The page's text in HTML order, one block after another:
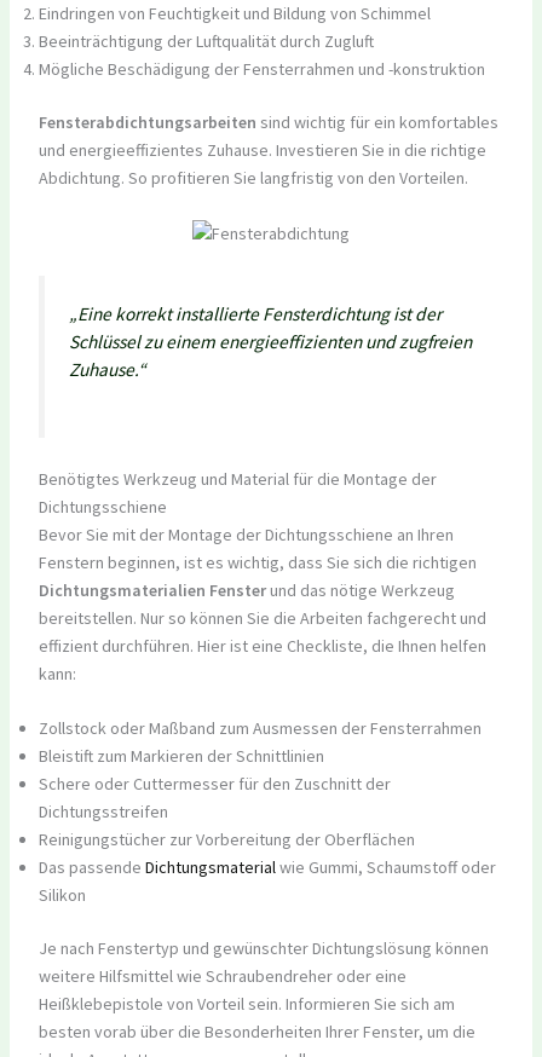
Eindringen von Feuchtigkeit und Bildung von Schimmel
Beeinträchtigung der Luftqualität durch Zugluft
Mögliche Beschädigung der Fensterrahmen und -konstruktion
Fensterabdichtungsarbeiten sind wichtig für ein komfortables
und energieeffizientes Zuhause. Investieren Sie in die richtige
Abdichtung. So profitieren Sie langfristig von den Vorteilen.
„Eine korrekt installierte Fensterdichtung ist der
Schlüssel zu einem energieeffizienten und zugfreien
Zuhause.“
Benötigtes Werkzeug und Material für die Montage der
Dichtungsschiene
Bevor Sie mit der Montage der Dichtungsschiene an Ihren
Fenstern beginnen, ist es wichtig, dass Sie sich die richtigen
Dichtungsmaterialien Fensterund das nötige Werkzeug
bereitstellen. Nur so können Sie die Arbeiten fachgerecht und
effizient durchführen. Hier ist eine Checkliste, die Ihnen helfen
kann:
Zollstock oder Maßband zum Ausmessen der Fensterrahmen
Bleistift zum Markieren der Schnittlinien
Schere oder Cuttermesser für den Zuschnitt der
Dichtungsstreifen
Reinigungstücher zur Vorbereitung der Oberflächen
Das passende Dichtungsmaterialwie Gummi, Schaumstoff oder
Silikon
Je nach Fenstertyp und gewünschter Dichtungslösung können
weitere Hilfsmittel wie Schraubendreher oder eine
Heißklebepistole von Vorteil sein. Informieren Sie sich am
besten vorab über die Besonderheiten Ihrer Fenster, um die